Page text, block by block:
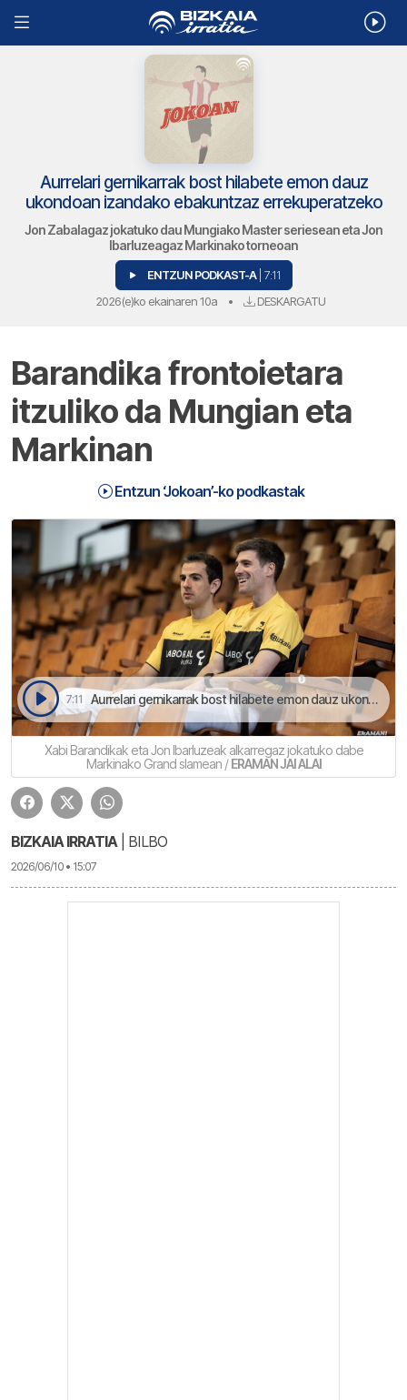
Aurrelari gernikarrak bost hilabete emon dauz
ukondoan izandako ebakuntzaz errekuperatzeko
Jon Zabalagaz jokatuko dau Mungiako Master seriesean eta Jon
Ibarluzeagaz Markinako torneoan
ENTZUN PODKAST-A | 7:11
2026(e)ko ekainaren 10a • DESKARGATU
Barandika frontoietara
itzuliko da Mungian eta
Markinan
Entzun ‘Jokoan’-ko podkastak
7:11 Aurrelari gernikarrak bost hilabete emon dauz ukondoan izandako ebakuntzaz errekuperatzeko | Jokoan
Xabi Barandikak eta Jon Ibarluzeak alkarregaz jokatuko dabe
Markinako Grand slamean /ERAMAN JAI ALAI
BIZKAIA IRRATIA | BILBO
2026/06/10 • 15:07